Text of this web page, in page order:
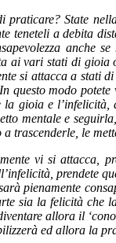
State
teneteli a debita
anche
ai vari stati di gioia
si attacca a stati
questo modo
gioia e l’infelicità,
mentale e
a trascenderle, le
vi si attacca,
prendete
pienamente
sia la felicità che
allora il
ed allora la